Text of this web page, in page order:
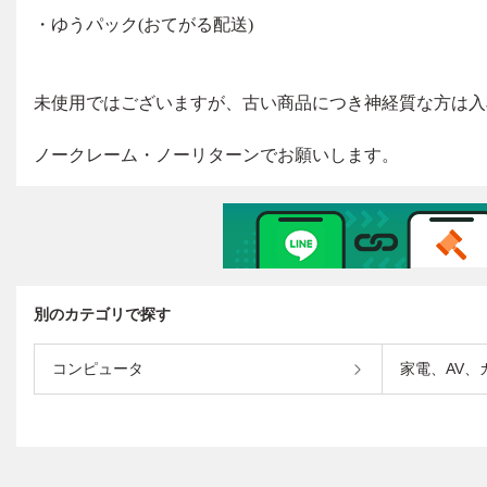
別のカテゴリで探す
コンピュータ 家電、AV、